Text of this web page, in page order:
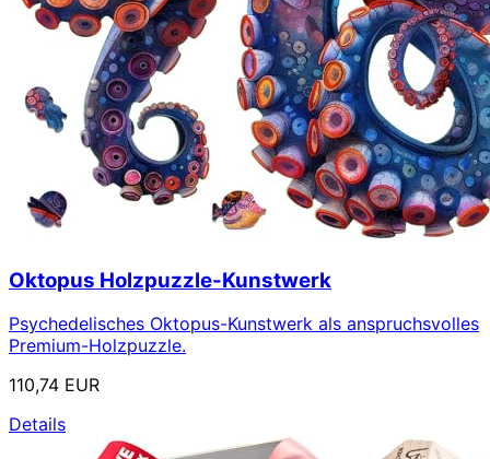
Oktopus Holzpuzzle-Kunstwerk
Psychedelisches Oktopus-Kunstwerk als anspruchsvolles
Premium-Holzpuzzle.
110,74 EUR
Details